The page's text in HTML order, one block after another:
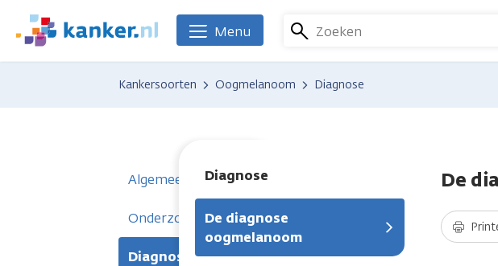
naar
We
zijn
Zoeken
Menu
Kankersoorten Oogmelanoom Diagnose
Algemeen
Onderzoeken
Diagnose
Diagnose
De diagnose
oogmelanoom
De